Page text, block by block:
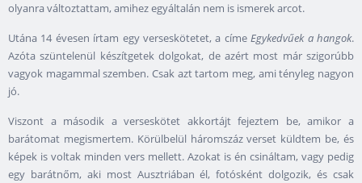
olyanra változtattam, amihez egyáltalán nem is ismerek arcot.
Utána 14 évesen írtam egy verseskötetet, a címeEgykedvűek a hangok.
Azóta szüntelenül készítgetek dolgokat, de azért most már szigorúbb
vagyok magammal szemben. Csak azt tartom meg, ami tényleg nagyon
jó.
Viszont a második a verseskötet akkortájt fejeztem be, amikor a
barátomat megismertem. Körülbelül háromszáz verset küldtem be, és
képek is voltak minden vers mellett. Azokat is én csináltam, vagy pedig
egy barátnőm, aki most Ausztriában él, fotósként dolgozik, és csak